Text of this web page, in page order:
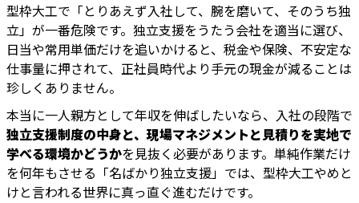
型枠大工で「とりあえず入社して、腕を磨いて、そのうち独
立」が一番危険です。独立支援をうたう会社を適当に選び、
日当や常用単価だけを追いかけると、税金や保険、不安定な
仕事量に押されて、正社員時代より手元の現金が減ることは
珍しくありません。
本当に一人親方として年収を伸ばしたいなら、入社の段階で
独立支援制度の中身と、現場マネジメントと見積りを実地で
学べる環境かどうかを見抜く必要があります。単純作業だけ
を何年もさせる「名ばかり独立支援」では、型枠大工やめと
けと言われる世界に真っ直ぐ進むだけです。